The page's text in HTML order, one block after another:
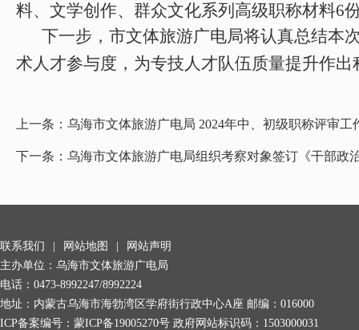
料、文学创作、群众文化系列高级职称材料6
下一步，市文体旅游广电局将认真总结本
术人才参与度，为专技人才队伍质量提升作出
上一条： 乌海市文体旅游广电局 2024年中、初级职称评审工
下一条： 乌海市文体旅游广电局组织考察对象签订《干部政
联系我们 网站地图
网站声明
主办单位：乌海市文体旅游广电局
电话：0473-8992247/8992224
地址：内蒙古乌海市海勃湾区学府街行政中心A座 邮编：016000
ICP备案编号： 蒙ICP备19005270号 政府网站标识码：1503000031